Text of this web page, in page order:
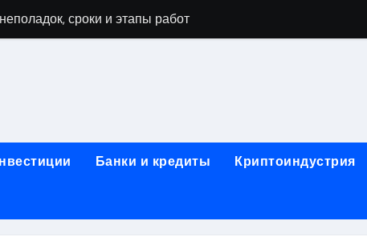
сроки и этапы работ
чистка системы охлаждения и замена
и ключевые факторы, влияющие на итоговую сумму
в ноутбуке: основные факторы и ориентиры цен
Банки и кредиты Криптоиндустрия